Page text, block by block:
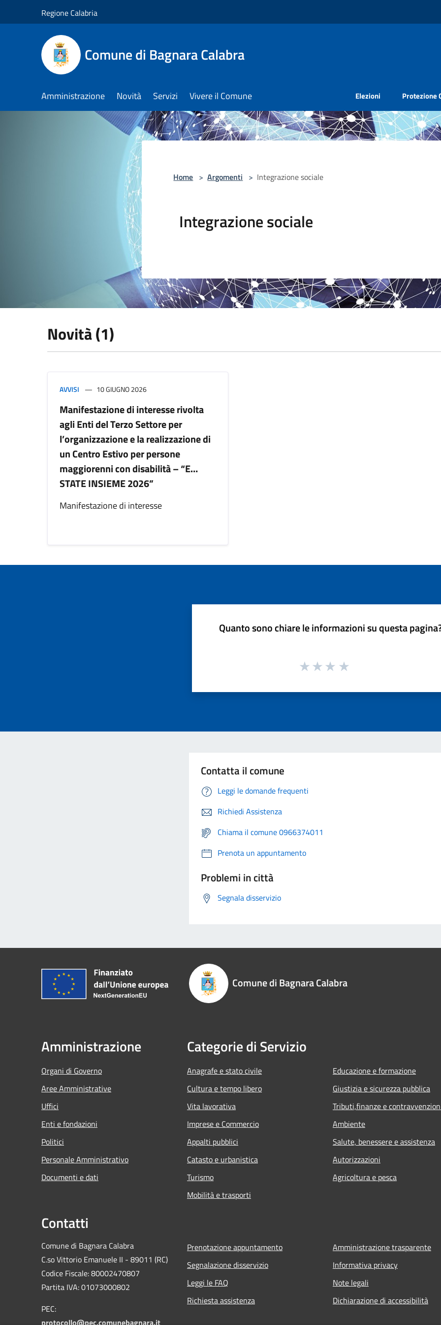
Regione Calabria
Comune di Bagnara Calabra
Amministrazione Novità Servizi Vivere il Comune Elezioni Protezione
Home > Argomenti > Integrazione sociale
Integrazione sociale
Novità (1)
AVVISI 10 GIUGNO 2026
Manifestazione di interesse rivolta
agli Enti del Terzo Settore per
l’organizzazione e la realizzazione di
un Centro Estivo per persone
maggiorenni con disabilità – “E…
STATE INSIEME 2026”
Manifestazione di interesse
Quanto sono chiare le informazioni su questa
Contatta il comune
Leggi le domande frequenti
Richiedi Assistenza
Chiama il comune 0966374011
Prenota un appuntamento
Problemi in città
Segnala disservizio
Comune di Bagnara Calabra
Amministrazione
Organi di Governo
Aree Amministrative
Uffici
Enti e fondazioni
Politici
Personale Amministrativo
Documenti e dati
Categorie di Servizio
Anagrafe e stato civile
Cultura e tempo libero
Vita lavorativa
Imprese e Commercio
Appalti pubblici
Catasto e urbanistica
Turismo
Mobilità e trasporti
Educazione e formazione
Giustizia e sicurezza pubblica
Tributi,finanze e
Ambiente
Salute, benessere e assistenza
Autorizzazioni
Agricoltura e pesca
Contatti
Comune di Bagnara Calabra
C.so Vittorio Emanuele II - 89011 (RC)
Codice Fiscale:80002470807
Partita IVA:01073000802
PEC:
protocollo@pec.comunebagnara.it
Prenotazione appuntamento
Segnalazione disservizio
Leggi le FAQ
Richiesta assistenza
Amministrazione trasparente
Informativa privacy
Note legali
Dichiarazione di accessibilità